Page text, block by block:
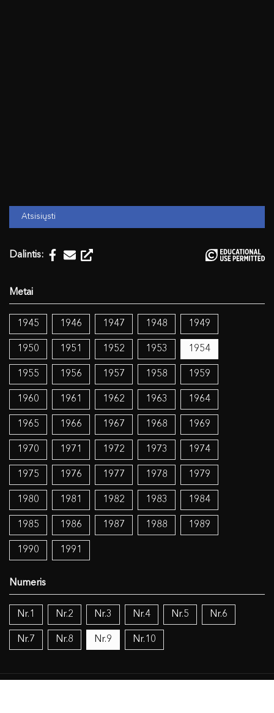
Atsisiųsti
Dalintis:
1945 1946 1947 1948 1949
1950 1951 1952 1953 1954
1955 1956 1957 1958 1959
1960 1961 1962 1963 1964
1965 1966 1967 1968 1969
1970 1971 1972 1973 1974
1975 1976 1977 1978 1979
1980 1981 1982 1983 1984
1985 1986 1987 1988 1989
1990 1991
Nr.1 Nr.2 Nr.3 Nr.4 Nr.5 Nr.6
Nr.7 Nr.8 Nr.9 Nr.10